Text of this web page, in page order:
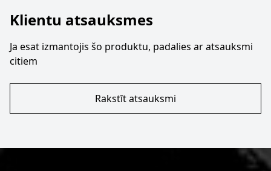
Klientu atsauksmes
Ja esat izmantojis šo produktu, padalies ar atsauksmi
citiem
Rakstīt atsauksmi